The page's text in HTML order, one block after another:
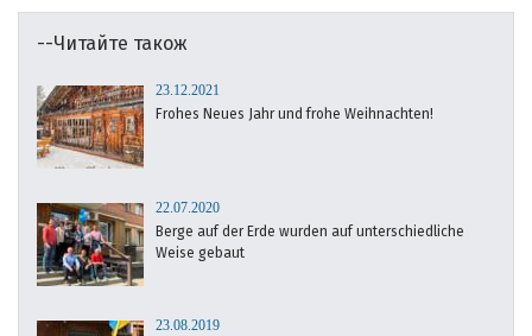
--Читайте також
23.12.2021
Frohes Neues Jahr und frohe Weihnachten!
22.07.2020
Berge auf der Erde wurden auf unterschiedliche
Weise gebaut
23.08.2019